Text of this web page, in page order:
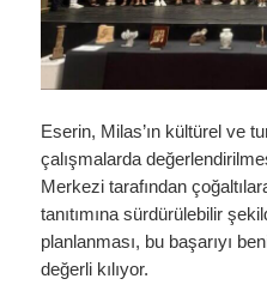
Eserin, Milas’ın kültürel ve
çalışmalarda
Merkezi tarafından
tanıtımına sürdürülebilir
planlanması, bu başarıyı
değerli kılıyor.